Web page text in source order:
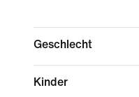
Geschlecht
Kinder